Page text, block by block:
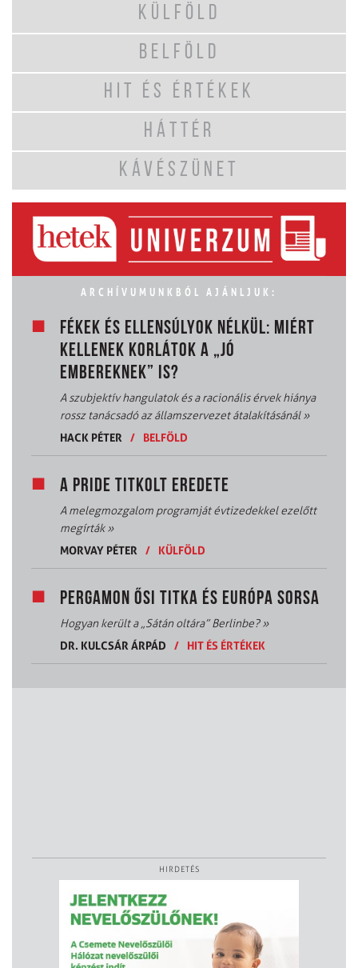
KÜLFÖLD
BELFÖLD
HIT ÉS ÉRTÉKEK
HÁTTÉR
KÁVÉSZÜNET
ARCHÍVUMUNKBÓL AJÁNLJUK:
FÉKEK ÉS ELLENSÚLYOK NÉLKÜL: MIÉRT
KELLENEK KORLÁTOK A „JÓ
EMBEREKNEK” IS?
A szubjektív hangulatok és a racionális érvek hiánya
rossz tanácsadó az államszervezet átalakításánál»
HACK PÉTER
/ BELFÖLD
A PRIDE TITKOLT EREDETE
A melegmozgalom programját évtizedekkel ezelőtt
megírták»
MORVAY PÉTER
/ KÜLFÖLD
PERGAMON ŐSI TITKA ÉS EURÓPA SORSA
Hogyan került a „Sátán oltára” Berlinbe?»
DR. KULCSÁR ÁRPÁD
/ HIT ÉS ÉRTÉKEK
HIRDETÉS